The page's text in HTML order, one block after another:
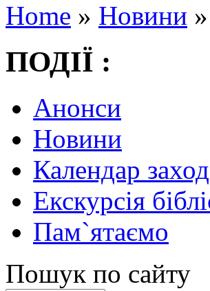
Home » Новини »
ПОДІЇ :
Анонси
Новини
Календар
Екскурсія
Пам`ятаємо
Пошук по сайту